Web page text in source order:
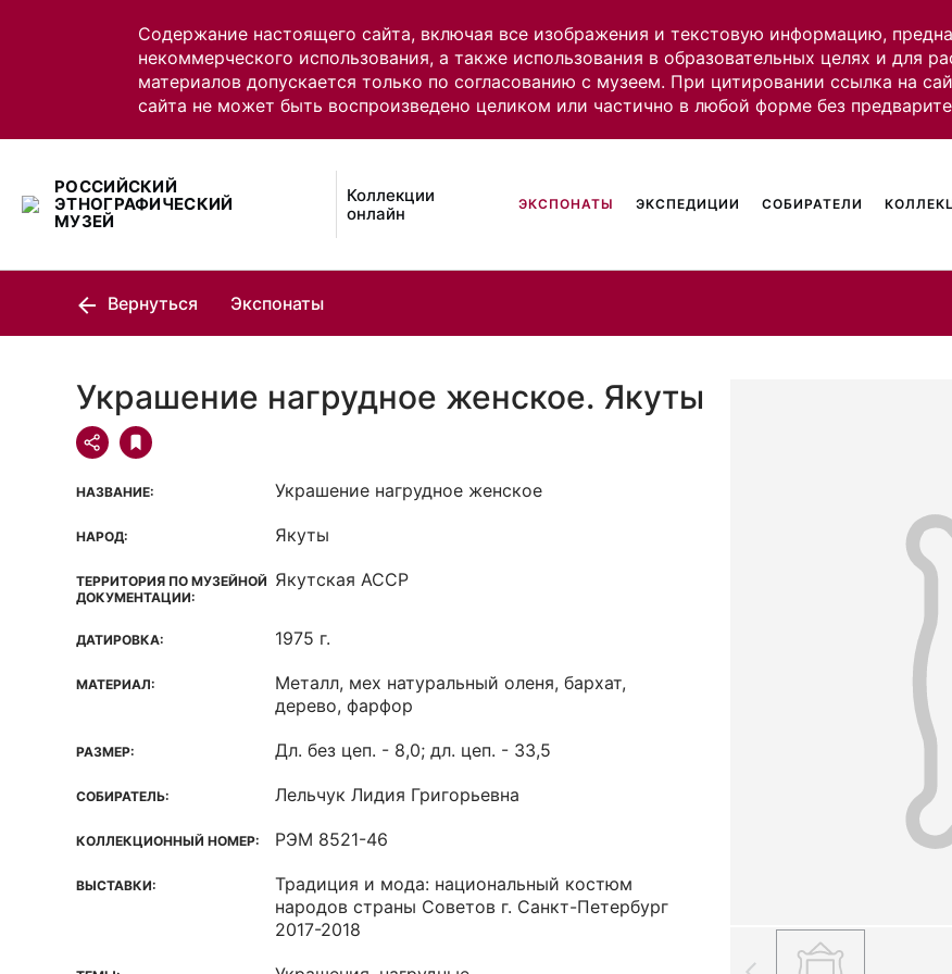
Содержание настоящего сайта, включая все изображения и текстовую информацию,
некоммерческого использования, а также использования в образовательных целях и для
материалов допускается только по согласованию с музеем. При цитировании ссылка на
сайта не может быть воспроизведено целиком или частично в любой форме без
РОССИЙСКИЙ
ЭТНОГРАФИЧЕСКИЙ
МУЗЕЙ
Коллекции
онлайн
ЭКСПОНАТЫ ЭКСПЕДИЦИИ СОБИРАТЕЛИ
Вернуться Экспонаты
Украшение нагрудное женское. Якуты
НАЗВАНИЕ: Украшение нагрудное женское
НАРОД: Якуты
ТЕРРИТОРИЯ ПО МУЗЕЙНОЙ
ДОКУМЕНТАЦИИ:
Якутская ACCP
ДАТИРОВКА: 1975 г.
МАТЕРИАЛ:
Металл, мех натуральный оленя, бархат,
дерево, фарфор
РАЗМЕР: Дл. без цеп. - 8,0; дл. цеп. - 33,5
СОБИРАТЕЛЬ: Лельчук Лидия Григорьевна
КОЛЛЕКЦИОННЫЙ НОМЕР: РЭМ 8521-46
ВЫСТАВКИ:
Традиция и мода: национальный костюм
народов страны Советов г. Санкт-Петербург
2017-2018